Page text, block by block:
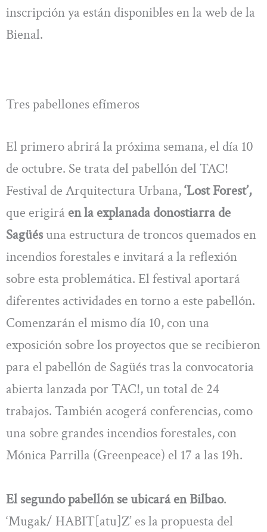
inscripción ya están disponibles en la web de la
Bienal.
Tres pabellones efímeros
El primero abrirá la próxima semana, el día 10
de octubre. Se trata del pabellón del TAC!
Festival de Arquitectura Urbana,‘Lost Forest’,
que erigirá en la explanada donostiarra de
Sagüésuna estructura de troncos quemados en
incendios forestales e invitará a la reflexión
sobre esta problemática. El festival aportará
diferentes actividades en torno a este pabellón.
Comenzarán el mismo día 10, con una
exposición sobre los proyectos que se recibieron
para el pabellón de Sagüés tras la convocatoria
abierta lanzada por TAC!, un total de 24
trabajos. También acogerá conferencias, como
una sobre grandes incendios forestales, con
Mónica Parrilla (Greenpeace) el 17 a las 19h.
El segundo pabellón se ubicará en Bilbao.
‘Mugak/ HABIT[atu]Z’ es la propuesta del